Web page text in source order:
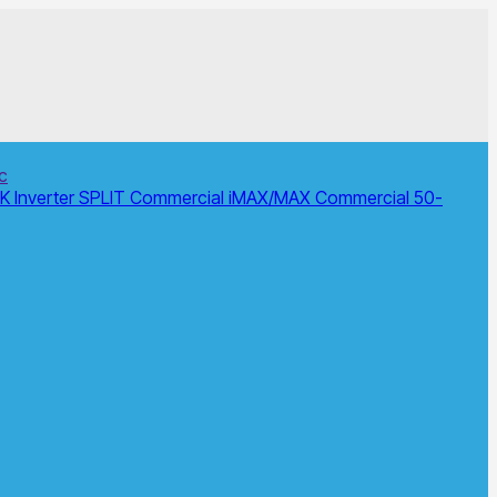
Inverter SPLIT Commercial iMAX/MAX Commercial 50-